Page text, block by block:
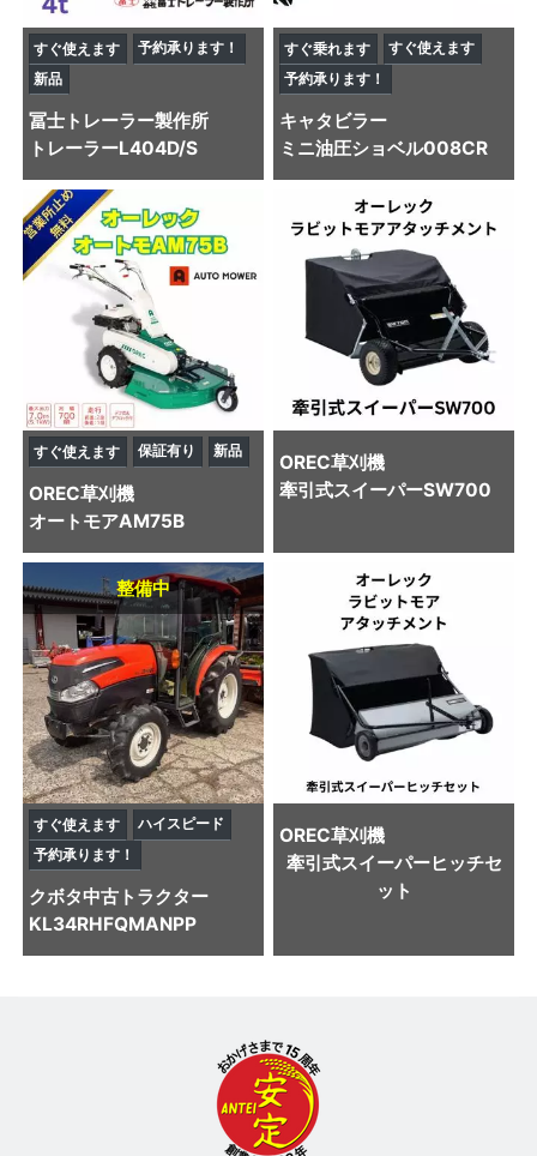
すぐ使えます
予約承ります！
新品
冨士トレーラー製作所
トレーラーL404D/S
すぐ乗れます
すぐ使えます
予約承ります！
キャタビラー
ミニ油圧ショベル008CR
すぐ使えます 保証有り 新品
OREC草刈機
オートモアAM75B
OREC草刈機
牽引式スイーパーSW700
整備中
すぐ使えます
ハイスピード
予約承ります！
クボタ中古トラクター
KL34RHFQMANPP
OREC草刈機
牽引式スイーパーヒッチセ
ット